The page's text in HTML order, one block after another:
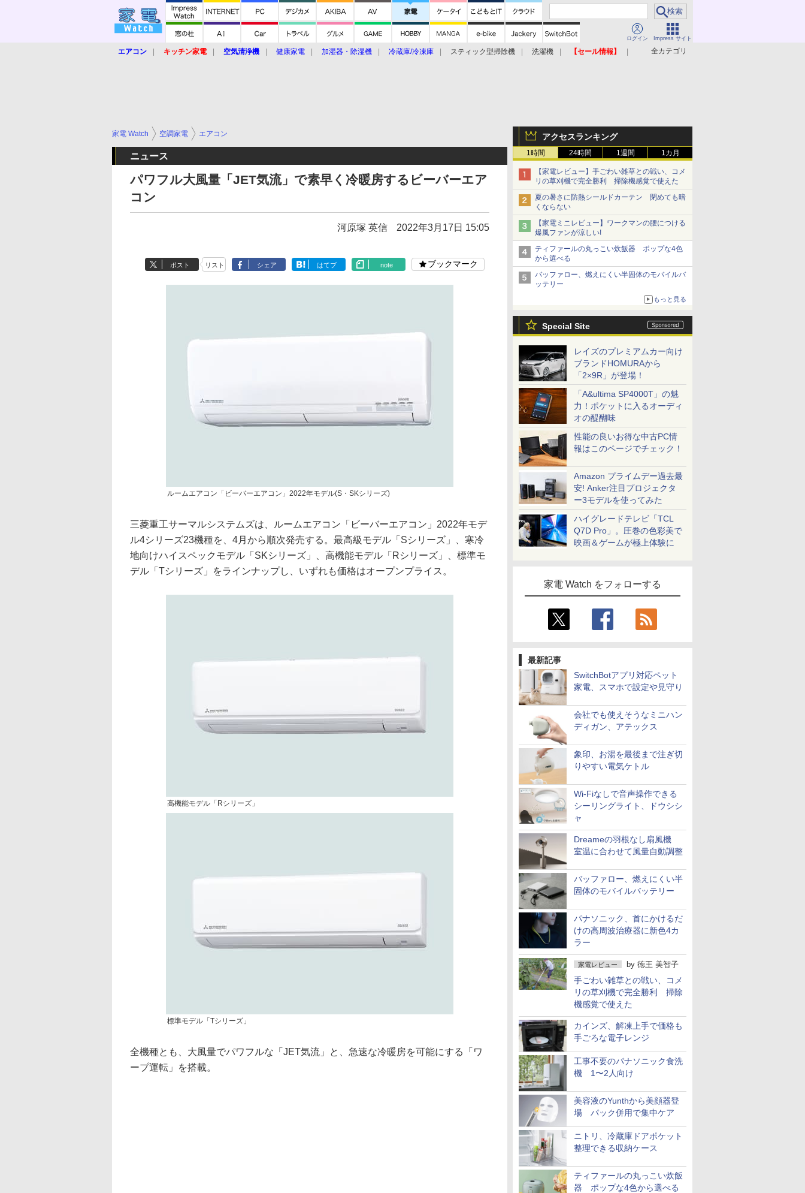
ログイン Impress サイト
全カテゴリ
エアコン キッチン家電 空気清浄機 健康家電 加湿器・除湿機 冷蔵庫/冷凍庫 スティック型掃除機 洗濯機
【セール情報】
アクセスランキング
1時間 24時間 1週間 1カ月
【家電レビュー】手ごわい雑草との戦い、コメ
リの草刈機で完全勝利 掃除機感覚で使えた
夏の暑さに防熱シールドカーテン 閉めても暗
くならない
【家電ミニレビュー】ワークマンの腰につける
爆風ファンが涼しい!
ティファールの丸っこい炊飯器 ポップな4色
から選べる
バッファロー、燃えにくい半固体のモバイルバ
ッテリー
もっと見る
Special Site
レイズのプレミアムカー向け
ブランドHOMURAから
「2×9R」が登場！
「A&ultima SP4000T」の魅
力！ポケットに入るオーディ
オの醍醐味
性能の良いお得な中古PC情
報はこのページでチェック！
Amazon プライムデー過去最
安! Anker注目プロジェクタ
ー3モデルを使ってみた
ハイグレードテレビ「TCL
Q7D Pro」。圧巻の色彩美で
映画＆ゲームが極上体験に
家電 Watch をフォローする
最新記事
SwitchBotアプリ対応ペット
家電、スマホで設定や見守り
会社でも使えそうなミニハン
ディガン、アテックス
象印、お湯を最後まで注ぎ切
りやすい電気ケトル
Wi-Fiなしで音声操作できる
シーリングライト、ドウシシ
ャ
Dreameの羽根なし扇風機
室温に合わせて風量自動調整
バッファロー、燃えにくい半
固体のモバイルバッテリー
パナソニック、首にかけるだ
けの高周波治療器に新色4カ
ラー
家電レビュー by 徳王 美智子
手ごわい雑草との戦い、コメ
リの草刈機で完全勝利 掃除
機感覚で使えた
カインズ、解凍上手で価格も
手ごろな電子レンジ
工事不要のパナソニック食洗
機 1〜2人向け
美容液のYunthから美顔器登
場 パック併用で集中ケア
ニトリ、冷蔵庫ドアポケット
整理できる収納ケース
ティファールの丸っこい炊飯
器 ポップな4色から選べる
家電 Watch 空調家電 エアコン
ニュース
パワフル大風量「JET気流」で素早く冷暖房するビーバーエア
コン
河原塚 英信 2022年3月17日 15:05
ポスト リスト シェア はてブ note ブックマーク
ルームエアコン「ビーバーエアコン」2022年モデル(S・SKシリーズ)
三菱重工サーマルシステムズは、ルームエアコン「ビーバーエアコン」2022年モデ
ル4シリーズ23機種を、4月から順次発売する。最高級モデル「Sシリーズ」、寒冷
地向けハイスペックモデル「SKシリーズ」、高機能モデル「Rシリーズ」、標準モ
デル「Tシリーズ」をラインナップし、いずれも価格はオープンプライス。
高機能モデル「Rシリーズ」
標準モデル「Tシリーズ」
全機種とも、大風量でパワフルな「JET気流」と、急速な冷暖房を可能にする「ワ
ープ運転」を搭載。